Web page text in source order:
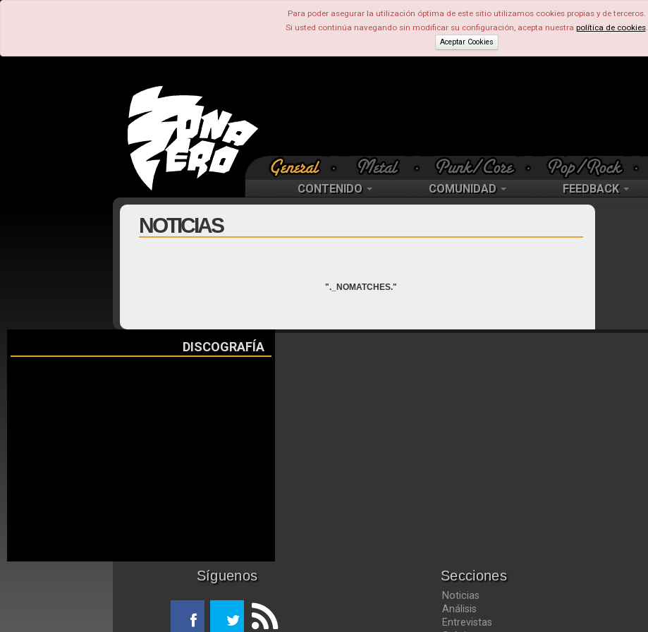
Para poder asegurar la utilización óptima de este sitio utilizamos cookies propias y de terceros.
Si usted continúa navegando sin modificar su configuración, acepta nuestra política de cookies.
Aceptar Cookies
CONTENIDO COMUNIDAD FEEDBACK
NOTICIAS
"._NOMATCHES."
DISCOGRAFÍA
Síguenos Secciones
Noticias
Análisis
Entrevistas